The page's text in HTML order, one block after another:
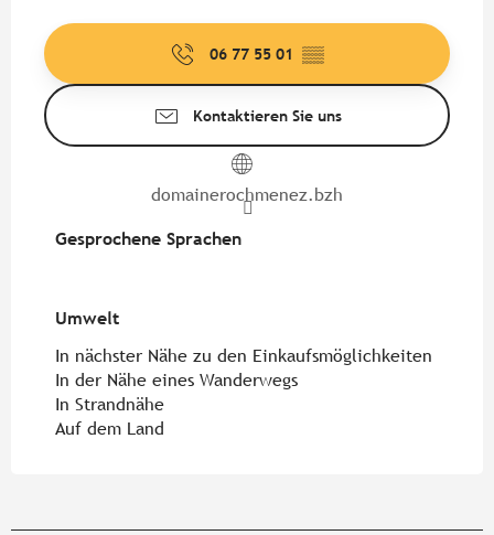
06 77 55 01 ▒▒
Kontaktieren Sie uns
domainerochmenez.bzh
Gesprochene Sprachen
Gesprochene Sprachen
Umwelt
Umwelt
In nächster Nähe zu den Einkaufsmöglichkeiten
In der Nähe eines Wanderwegs
In Strandnähe
Auf dem Land